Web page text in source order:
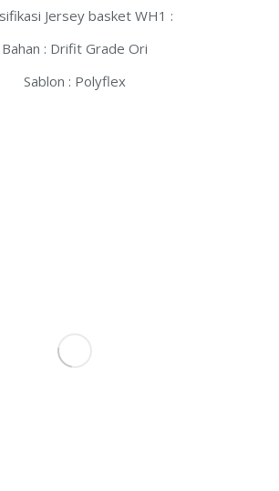
Jersey basket WH1 :
Bahan : Drifit Grade Ori
Sablon : Polyflex